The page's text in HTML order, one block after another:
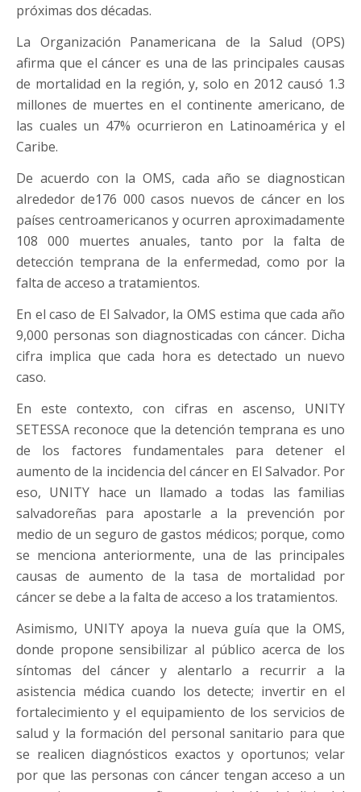
próximas dos décadas.
La Organización Panamericana de la Salud (OPS)
afirma que el cáncer es una de las principales causas
de mortalidad en la región, y, solo en 2012 causó 1.3
millones de muertes en el continente americano, de
las cuales un 47% ocurrieron en Latinoamérica y el
Caribe.
De acuerdo con la OMS, cada año se diagnostican
alrededor de176 000 casos nuevos de cáncer en los
países centroamericanos y ocurren aproximadamente
108 000 muertes anuales, tanto por la falta de
detección temprana de la enfermedad, como por la
falta de acceso a tratamientos.
En el caso de El Salvador, la OMS estima que cada año
9,000 personas son diagnosticadas con cáncer. Dicha
cifra implica que cada hora es detectado un nuevo
caso.
En este contexto, con cifras en ascenso, UNITY
SETESSA reconoce que la detención temprana es uno
de los factores fundamentales para detener el
aumento de la incidencia del cáncer en El Salvador. Por
eso, UNITY hace un llamado a todas las familias
salvadoreñas para apostarle a la prevención por
medio de un seguro de gastos médicos; porque, como
se menciona anteriormente, una de las principales
causas de aumento de la tasa de mortalidad por
cáncer se debe a la falta de acceso a los tratamientos.
Asimismo, UNITY apoya la nueva guía que la OMS,
donde propone sensibilizar al público acerca de los
síntomas del cáncer y alentarlo a recurrir a la
asistencia médica cuando los detecte; invertir en el
fortalecimiento y el equipamiento de los servicios de
salud y la formación del personal sanitario para que
se realicen diagnósticos exactos y oportunos; velar
por que las personas con cáncer tengan acceso a un